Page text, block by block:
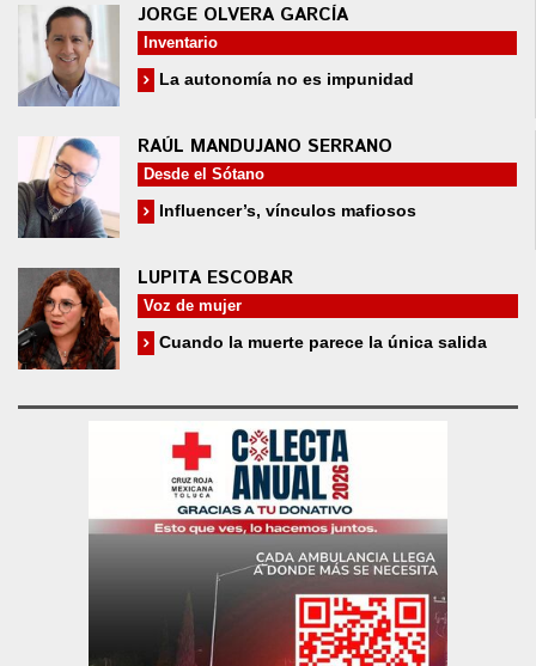
JORGE OLVERA GARCÍA
Inventario
La autonomía no es impunidad
RAÚL MANDUJANO SERRANO
Desde el Sótano
Influencer’s, vínculos mafiosos
LUPITA ESCOBAR
Voz de mujer
Cuando la muerte parece la única salida